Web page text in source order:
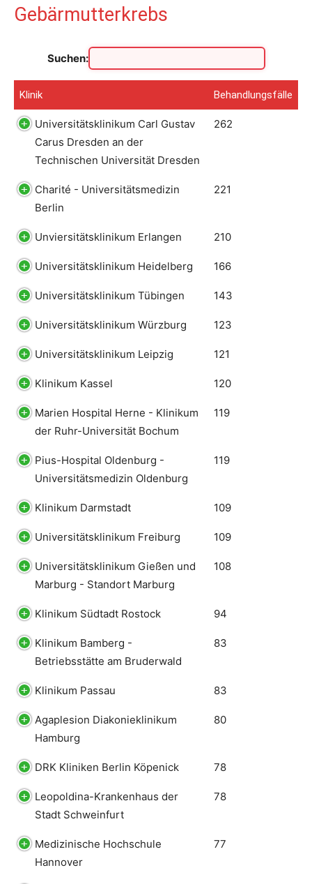
Gebärmutterkrebs
Suchen:
Klinik
Behandlungsfälle
Klinik
Behandlungsfälle
Universitätsklinikum Carl Gustav
Carus Dresden an der
Technischen Universität Dresden
262
Charité - Universitätsmedizin
Berlin
221
Unviersitätsklinikum Erlangen 210
Universitätsklinikum Heidelberg 166
Universitätsklinikum Tübingen 143
Universitätsklinikum Würzburg 123
Universitätsklinikum Leipzig 121
Klinikum Kassel 120
Marien Hospital Herne - Klinikum
der Ruhr-Universität Bochum
119
Pius-Hospital Oldenburg -
Universitätsmedizin Oldenburg
119
Klinikum Darmstadt 109
Universitätsklinikum Freiburg 109
Universitätsklinikum Gießen und
Marburg - Standort Marburg
108
Klinikum Südtadt Rostock 94
Klinikum Bamberg -
Betriebsstätte am Bruderwald
83
Klinikum Passau 83
Agaplesion Diakonieklinikum
Hamburg
80
DRK Kliniken Berlin Köpenick 78
Leopoldina-Krankenhaus der
Stadt Schweinfurt
78
Medizinische Hochschule
Hannover
77